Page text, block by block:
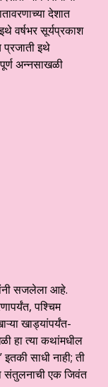
देशात
वर्षभर सूर्यप्रकाश
इथे
अन्नसाखळी
सजलेला आहे.
पश्चिम
खाड्यांपर्यंत-
हा त्या कथांमधील
साधी नाही; ती
संतुलनाची एक जिवंत